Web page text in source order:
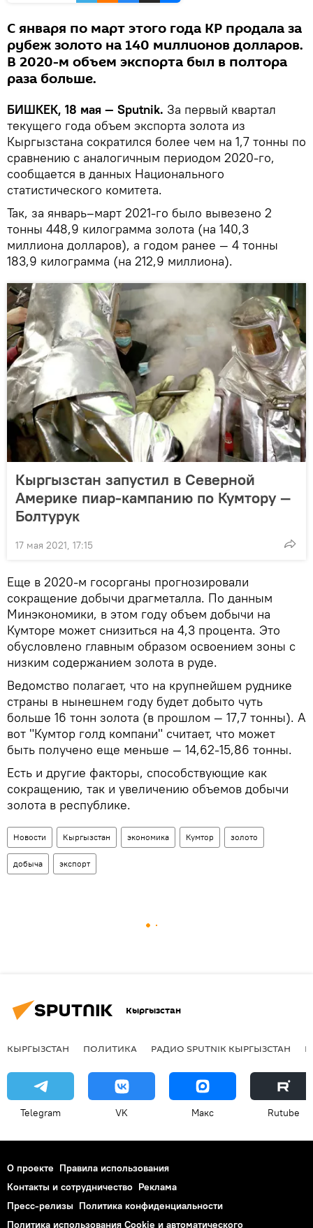
С января по март этого года КР продала за
рубеж золото на 140 миллионов долларов.
В 2020-м объем экспорта был в полтора
раза больше.
БИШКЕК, 18 мая — Sputnik. За первый квартал
текущего года объем экспорта золота из
Кыргызстана сократился более чем на 1,7 тонны по
сравнению с аналогичным периодом 2020-го,
сообщается в данных Национального
статистического комитета.
Так, за январь–март 2021-го было вывезено 2
тонны 448,9 килограмма золота (на 140,3
миллиона долларов), а годом ранее — 4 тонны
183,9 килограмма (на 212,9 миллиона).
Кыргызстан запустил в Северной
Америке пиар-кампанию по Кумтору —
Болтурук
17 мая 2021, 17:15
Еще в 2020-м госорганы прогнозировали
сокращение добычи драгметалла. По данным
Минэкономики, в этом году объем добычи на
Кумторе может снизиться на 4,3 процента. Это
обусловлено главным образом освоением зоны с
низким содержанием золота в руде.
Ведомство полагает, что на крупнейшем руднике
страны в нынешнем году будет добыто чуть
больше 16 тонн золота (в прошлом — 17,7 тонны). А
вот "Кумтор голд компани" считает, что может
быть получено еще меньше — 14,62-15,86 тонны.
Есть и другие факторы, способствующие как
сокращению, так и увеличению объемов добычи
золота в республике.
Новости Кыргызстан экономика Кумтор золото
добыча экспорт
Кыргызстан
КЫРГЫЗСТАН ПОЛИТИКА РАДИО SPUTNIK КЫРГЫЗСТАН
Telegram VK Макс Rutube
О проекте Правила использования
Контакты и сотрудничество Реклама
Пресс-релизы Политика конфиденциальности
Политика использования Cookie и автоматического